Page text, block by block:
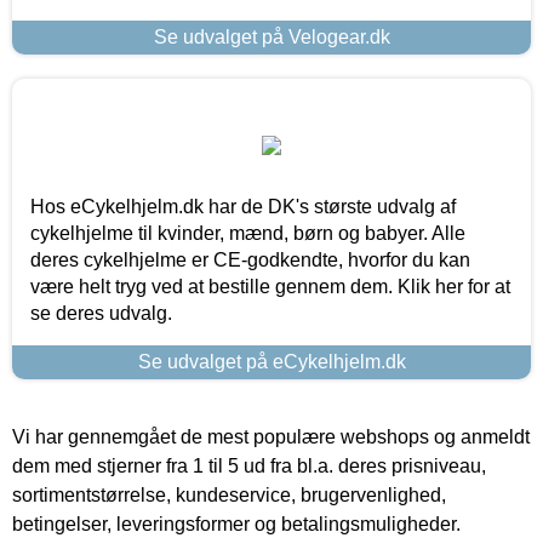
Se udvalget på Velogear.dk
Hos eCykelhjelm.dk har de DK's største udvalg af
cykelhjelme til kvinder, mænd, børn og babyer. Alle
deres cykelhjelme er CE-godkendte, hvorfor du kan
være helt tryg ved at bestille gennem dem. Klik her for at
se deres udvalg.
Se udvalget på eCykelhjelm.dk
Vi har gennemgået de mest populære webshops og anmeldt
dem med stjerner fra 1 til 5 ud fra bl.a. deres prisniveau,
sortimentstørrelse, kundeservice, brugervenlighed,
betingelser, leveringsformer og betalingsmuligheder.